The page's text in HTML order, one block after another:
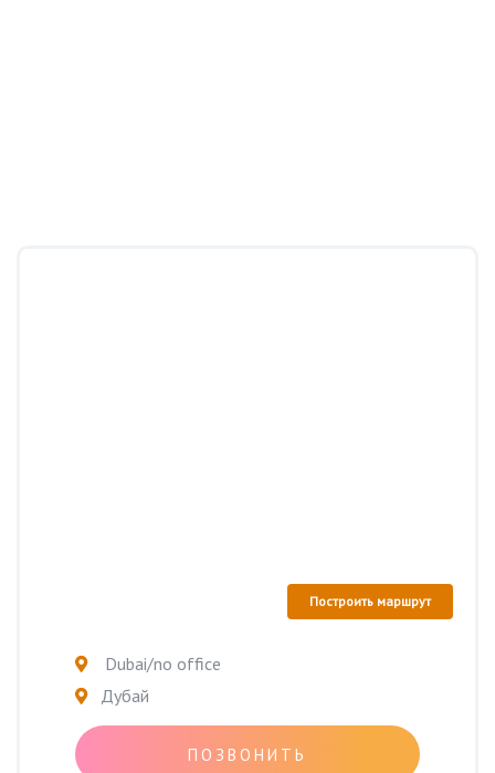
Построить маршрут
Dubai/no office
Дубай
ПОЗВОНИТЬ